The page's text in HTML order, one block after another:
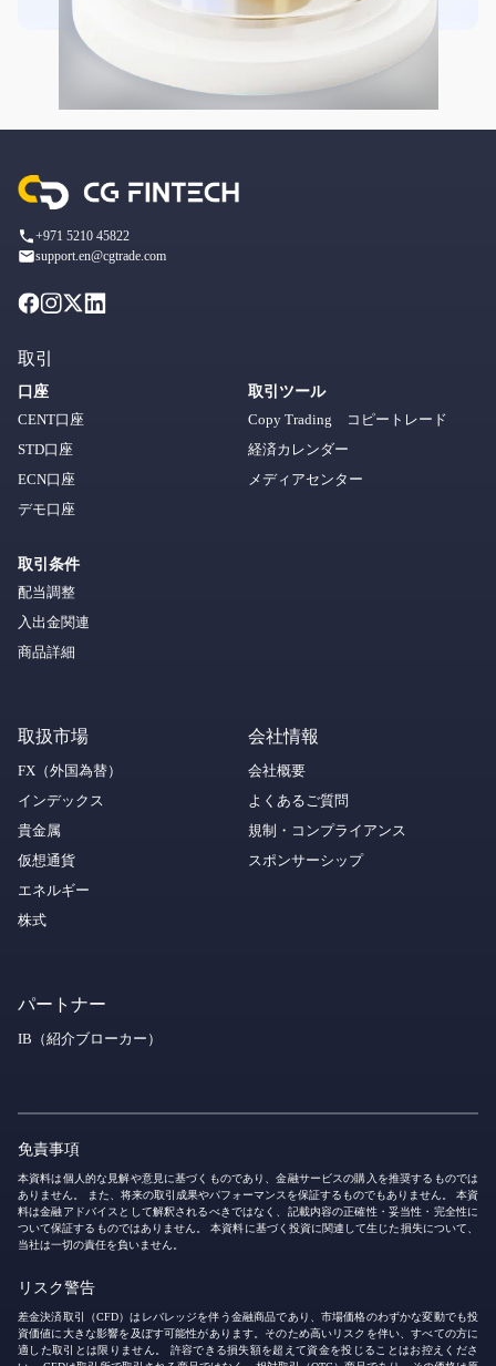
+971 5210 45822
support.en@cgtrade.com
取引
口座
CENT口座
STD口座
ECN口座
デモ口座
取引条件
配当調整
入出金関連
商品詳細
取引ツール
Copy Trading コピートレード
経済カレンダー
メディアセンター
取扱市場
FX（外国為替）
インデックス
貴金属
仮想通貨
エネルギー
株式
会社情報
会社概要
よくあるご質問
規制・コンプライアンス
スポンサーシップ
パートナー
IB（紹介ブローカー）
免責事項
本資料は個人的な見解や意見に基づくものであり、金融サービスの購入を推奨するものでは
ありません。 また、将来の取引成果やパフォーマンスを保証するものでもありません。 本資
料は金融アドバイスとして解釈されるべきではなく、記載内容の正確性・妥当性・完全性に
ついて保証するものではありません。 本資料に基づく投資に関連して生じた損失について、
当社は一切の責任を負いません。
リスク警告
差金決済取引（CFD）はレバレッジを伴う金融商品であり、市場価格のわずかな変動でも投
資価値に大きな影響を及ぼす可能性があります。そのため高いリスクを伴い、すべての方に
適した取引とは限りません。 許容できる損失額を超えて資金を投じることはお控えくださ